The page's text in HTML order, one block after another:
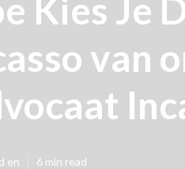
Kies Je
van
en 6 min read